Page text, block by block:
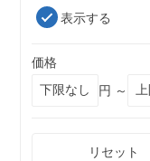
表示する
価格
円 ～
リセット